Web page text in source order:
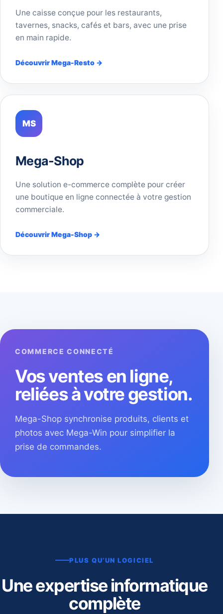
Une caisse conçue pour les restaurants,
tavernes, snacks, cafés et bars, avec une prise
en main rapide.
Découvrir Mega-Resto →
MS
Mega-Shop
Une solution e-commerce complète pour créer
une boutique en ligne connectée à votre gestion
commerciale.
Découvrir Mega-Shop →
COMMERCE CONNECTÉ
Vos ventes en ligne,
reliées à votre gestion.
Mega-Shop synchronise produits, clients et
photos avec Mega-Win pour simplifier la
prise de commandes.
PLUS QU’UN LOGICIEL
Une expertise informatique
complète